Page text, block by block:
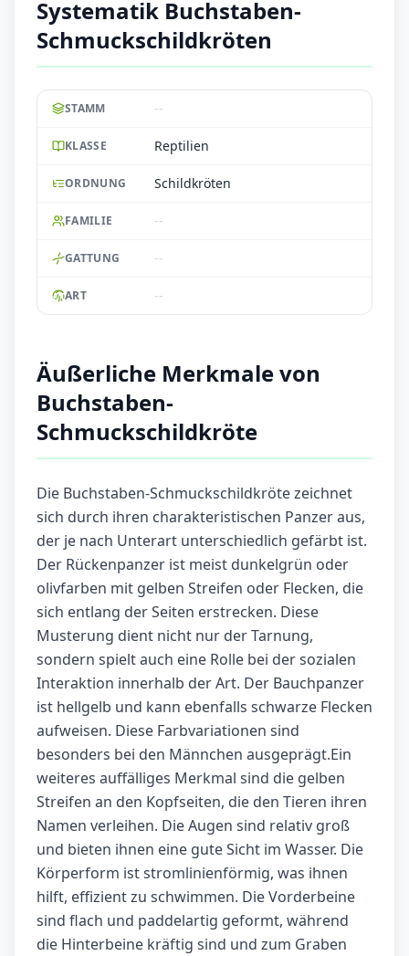
Systematik Buchstaben-
Schmuckschildkröten
STAMM --
KLASSE Reptilien
ORDNUNG Schildkröten
FAMILIE --
GATTUNG --
ART --
Äußerliche Merkmale von
Buchstaben-
Schmuckschildkröte
Die Buchstaben-Schmuckschildkröte zeichnet
sich durch ihren charakteristischen Panzer aus,
der je nach Unterart unterschiedlich gefärbt ist.
Der Rückenpanzer ist meist dunkelgrün oder
olivfarben mit gelben Streifen oder Flecken, die
sich entlang der Seiten erstrecken. Diese
Musterung dient nicht nur der Tarnung,
sondern spielt auch eine Rolle bei der sozialen
Interaktion innerhalb der Art. Der Bauchpanzer
ist hellgelb und kann ebenfalls schwarze Flecken
aufweisen. Diese Farbvariationen sind
besonders bei den Männchen ausgeprägt.Ein
weiteres auffälliges Merkmal sind die gelben
Streifen an den Kopfseiten, die den Tieren ihren
Namen verleihen. Die Augen sind relativ groß
und bieten ihnen eine gute Sicht im Wasser. Die
Körperform ist stromlinienförmig, was ihnen
hilft, effizient zu schwimmen. Die Vorderbeine
sind flach und paddelartig geformt, während
die Hinterbeine kräftig sind und zum Graben